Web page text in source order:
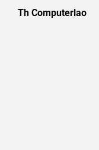
Th Computerlao